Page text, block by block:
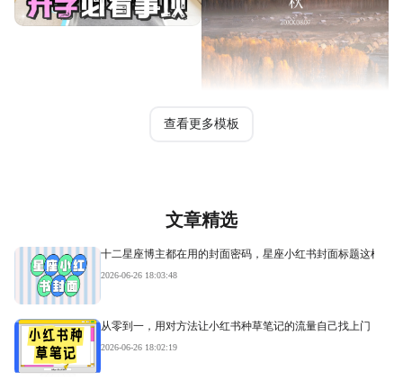
查看更多模板
文章精选
十二星座博主都在用的封面密码，星座小红书封面标题这样写
2026-06-26 18:03:48
从零到一，用对方法让小红书种草笔记的流量自己找上门
2026-06-26 18:02:19